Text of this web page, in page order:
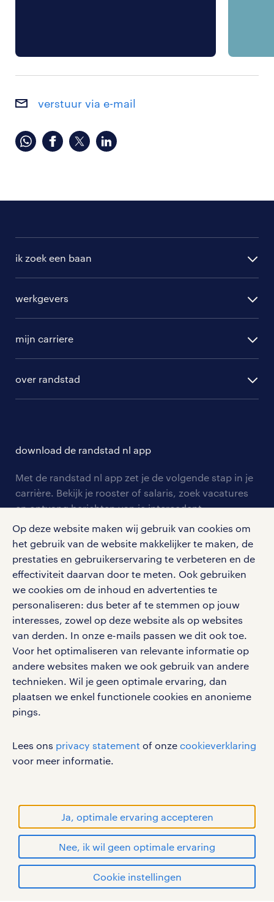
Op deze website maken wij gebruik van cookies om
het gebruik van de website makkelijker te maken, de
prestaties en gebruikerservaring te verbeteren en de
effectiviteit daarvan door te meten. Ook gebruiken
we cookies om de inhoud en advertenties te
personaliseren: dus beter af te stemmen op jouw
interesses, zowel op deze website als op websites
van derden. In onze e-mails passen we dit ook toe.
Voor het optimaliseren van relevante informatie op
andere websites maken we ook gebruik van andere
technieken. Wil je geen optimale ervaring, dan
plaatsen we enkel functionele cookies en anonieme
pings.
Lees ons privacy statement of onze cookieverklaring
voor meer informatie.
Ja, optimale ervaring accepteren
Nee, ik wil geen optimale ervaring
Cookie instellingen
solliciteren
verstuur via e-mail
ik zoek een baan
randstad professional
randstad digital
werkgevers
hr-diensten
branches
tarieven
personeel gezocht
aanmelden nieuwsbrief
mijn carriere
solliciteren
blogs en artikelen
bruto-netto calculator
over randstad
onze vestigingen
pers
klachten en misstanden
download de randstad nl app
Met de randstad nl app zet je de volgende stap in je
carrière. Bekijk je rooster of salaris, zoek vacatures
en ontvang berichten van je intercedent.
Eenvoudig, snel en overal.
apple app store
google play store
social media
Volg ons voor de leukste content omtrent
vacatures, solliciteren en inspiratie.
gebruikersvoorwaarden
sitemap
RANDSTAD, HUMAN FORWARD en SHAPING THE
WORLD OF WORK zijn geregistreerde
handelsmerken van Randstad N.V.